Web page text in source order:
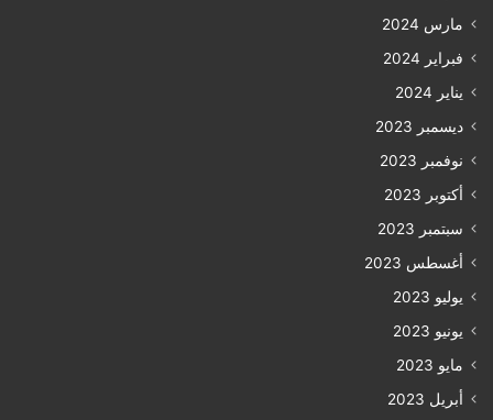
مارس 2024
فبراير 2024
يناير 2024
ديسمبر 2023
نوفمبر 2023
أكتوبر 2023
سبتمبر 2023
أغسطس 2023
يوليو 2023
يونيو 2023
مايو 2023
أبريل 2023